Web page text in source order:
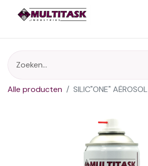
Alle producten SILIC"ONE" AËROSOL